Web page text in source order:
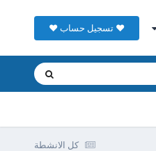
♥ تسجيل حساب ♥
كل الانشطة